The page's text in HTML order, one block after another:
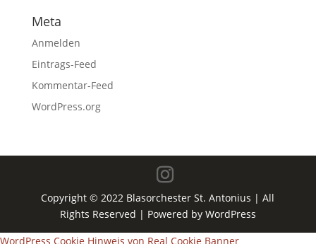
Meta
Anmelden
Eintrags-Feed
Kommentar-Feed
WordPress.org
Copyright © 2022 Blasorchester St. Antonius | All
Rights Reserved | Powered by WordPress
WordPress Cookie Hinweis von Real Cookie Banner